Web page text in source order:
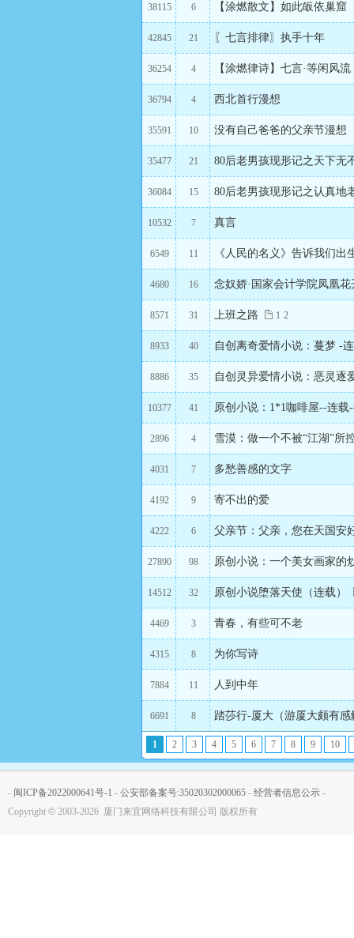
38115 6 【涂燃散文】如此皈依巢窟
42845 21 〖七言排律〗执手十年
36254 4 【涂燃律诗】七言·等闲风流
36794 4 西北首行漫想
35591 10 没有自己爸爸的父亲节漫想
35477 21 80后老男孩现形记之天下无
36084 15 80后老男孩现形记之认真地
10532 7 真言
6549 11 《人民的名义》告诉我们
4680 16 念奴娇·国家会计学院凤凰花
8571 31 上班之路 1 2
8933 40 自创离奇爱情小说：蔓梦 -
8886 35 自创灵异爱情小说：恶灵逐
10377 41 原创小说：1*1咖啡屋--连
2896 4 雪漠：做一个不被“江湖”所
4031 7 多愁善感的文字
4192 9 寄不出的爱
4222 6 父亲节：父亲，您在天国安
27890 98 原创小说：一个美女画家的
14512 32 原创小说堕落天使（连载）
4469 3 青春，有些可不老
4315 8 为你写诗
7884 11 人到中年
6691 8 踏莎行-厦大（游厦大颇有
1 2 3 4 5 6 7 8 9 10
- 闽ICP备2022000641号-1 - 公安部备案号:35020302000065 - 经营者信息公示 -
Copyright © 2003-2026 厦门来宜网络科技有限公司 版权所有